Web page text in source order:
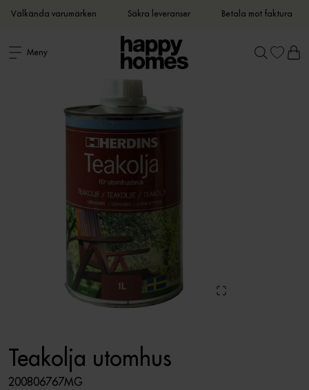
Välkända varumärken Säkra leveranser Betala mot faktura
Meny
Teakolja utomhus
200806767MG